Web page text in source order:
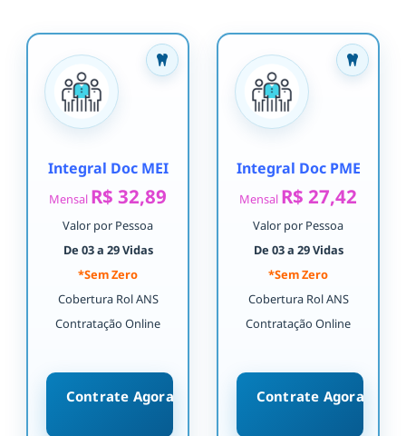
Integral Doc MEI
Mensal R$ 32,89
Valor por Pessoa
De 03 a 29 Vidas
*Sem Zero
Cobertura Rol ANS
Contratação Online
Contrate Agora
Integral Doc PME
Mensal R$ 27,42
Valor por Pessoa
De 03 a 29 Vidas
*Sem Zero
Cobertura Rol ANS
Contratação Online
Contrate Agora